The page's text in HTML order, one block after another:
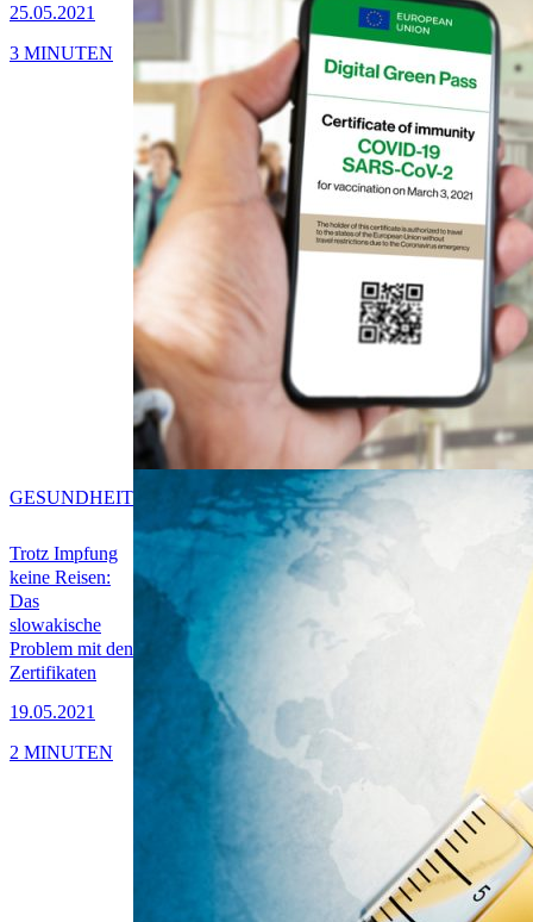
25.05.2021
3 MINUTEN
Trotz Impfung
keine Reisen:
Das
slowakische
Problem mit den
Zertifikaten
19.05.2021
GESUNDHEIT
2 MINUTEN